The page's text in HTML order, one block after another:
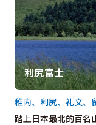
利尻富士
踏上日本最北的百名
稚内、利尻、礼文、